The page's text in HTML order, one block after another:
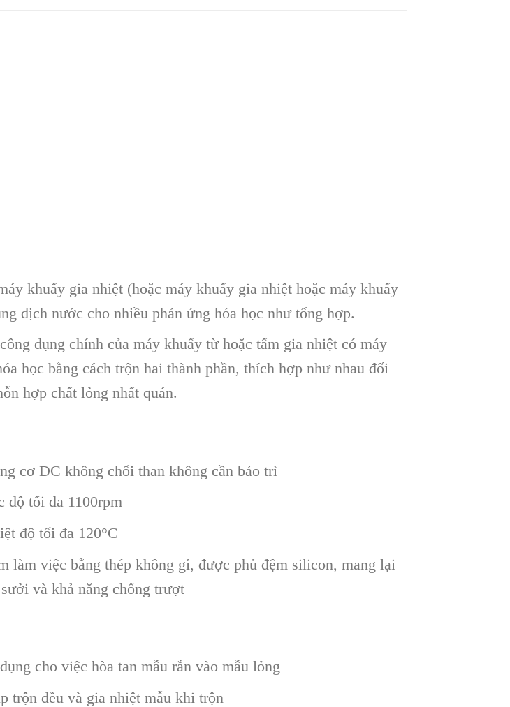
khuấy gia nhiệt (hoặc máy khuấy gia nhiệt hoặc máy khuấy
dịch nước cho nhiều phản ứng hóa học như tổng hợp.
dụng chính của máy khuấy từ hoặc tấm gia nhiệt có máy
học bằng cách trộn hai thành phần, thích hợp như nhau đối
hợp chất lỏng nhất quán.
cơ DC không chổi than không cần bảo trì
độ tối đa 1100rpm
độ tối đa 120°C
việc bằng thép không gỉ, được phủ đệm silicon, mang lại
và khả năng chống trượt
cho việc hòa tan mẫu rắn vào mẫu lỏng
trộn đều và gia nhiệt mẫu khi trộn